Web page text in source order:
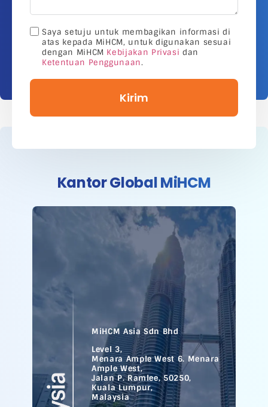
Saya setuju untuk membagikan informasi di
atas kepada MiHCM, untuk digunakan sesuai
dengan MiHCM Kebijakan Privasi dan
Ketentuan Penggunaan.
Kirim
Kantor Global MiHCM
MiHCM Asia Sdn Bhd
Level 3,
Menara Ample West 6. Menara
Ample West,
Jalan P. Ramlee, 50250,
Kuala Lumpur,
Malaysia